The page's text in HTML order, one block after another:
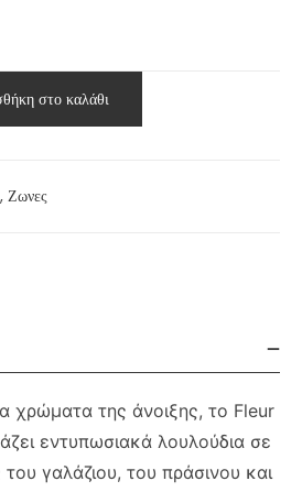
στο καλάθι
, Ζωνες
χρώματα της άνοιξης, το Fleur
εντυπωσιακά λουλούδια σε
γαλάζιου, του πράσινου και